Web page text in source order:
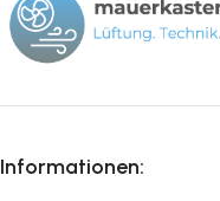
Informationen: